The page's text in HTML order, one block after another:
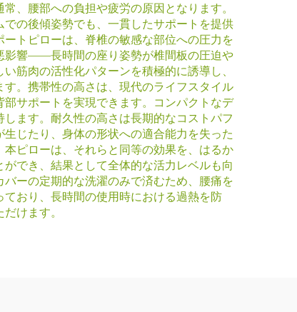
、腰部への負担や疲労の原因となります。
の後傾姿勢でも、一貫したサポートを提供
トピローは、脊椎の敏感な部位への圧力を
影響——長時間の座り姿勢が椎間板の圧迫や
筋肉の活性化パターンを積極的に誘導し、
。携帯性の高さは、現代のライフスタイル
サポートを実現できます。コンパクトなデ
ます。耐久性の高さは長期的なコストパフ
じたり、身体の形状への適合能力を失った
ピローは、それらと同等の効果を、はるか
でき、結果として全体的な活力レベルも向
ーの定期的な洗濯のみで済むため、腰痛を
おり、長時間の使用時における過熱を防
けます。